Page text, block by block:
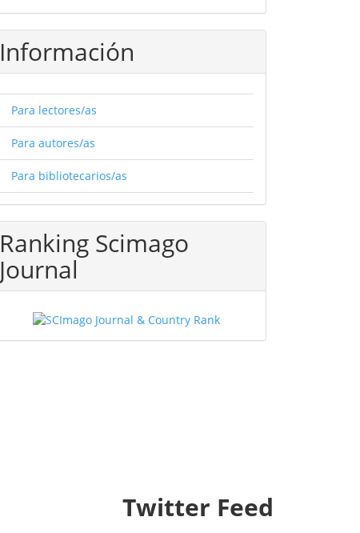
Información
Para lectores/as
Para autores/as
Para bibliotecarios/as
Ranking Scimago
Journal
Twitter Feed